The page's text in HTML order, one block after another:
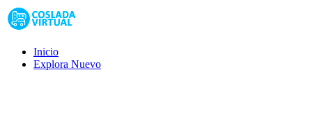
Inicio
Explora Nuevo